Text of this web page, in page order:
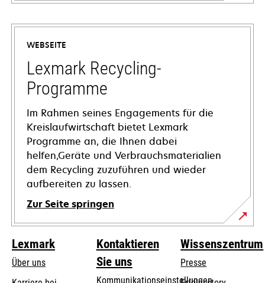
wird
in
neuen
Registerkarte
geöffnet
WEBSEITE
Lexmark Recycling-
Programme
Im Rahmen seines Engagements für die
Kreislaufwirtschaft bietet Lexmark
Programme an, die Ihnen dabei
helfen,Geräte und Verbrauchsmaterialien
dem Recycling zuzuführen und wieder
aufbereiten zu lassen.
Zur Seite springen
Lexmark
Über uns
Kontaktieren
Sie uns
Kommunikationseinstellungen
Wissenszentrum
Presse